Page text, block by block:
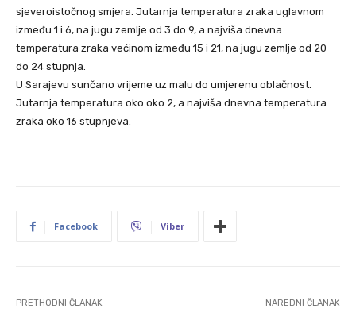
sjeveroistočnog smjera. Jutarnja temperatura zraka uglavnom
između 1 i 6, na jugu zemlje od 3 do 9, a najviša dnevna
temperatura zraka većinom između 15 i 21, na jugu zemlje od 20
do 24 stupnja.
U Sarajevu sunčano vrijeme uz malu do umjerenu oblačnost.
Jutarnja temperatura oko oko 2, a najviša dnevna temperatura
zraka oko 16 stupnjeva.
Facebook Viber
PRETHODNI ČLANAK NAREDNI ČLANAK